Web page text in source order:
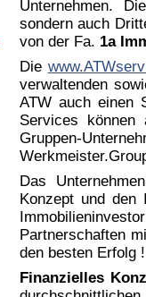
Unternehmen.
sondern auch
von der Fa. 1a
Die
verwaltenden
ATW auch einen
Services können
Gruppen-
Das
Konzept und den
Partnerschaften
den besten Erfolg !
Finanzielles